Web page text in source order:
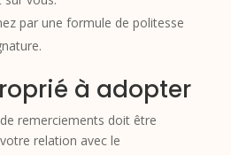
par une formule de politesse
à adopter
remerciements doit être
relation avec le